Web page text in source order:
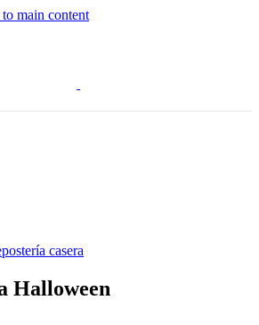
main content
casera
Halloween